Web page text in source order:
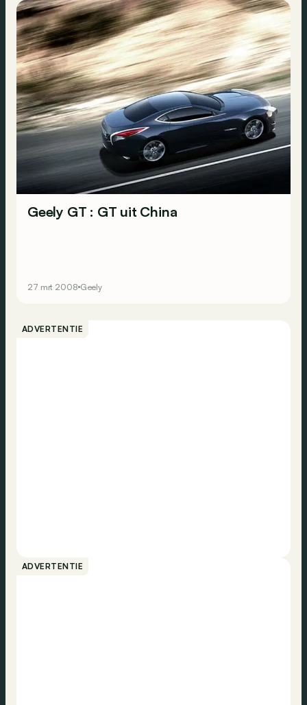
Geely GT : GT uit China
27 mrt 2008 Geely
ADVERTENTIE
ADVERTENTIE